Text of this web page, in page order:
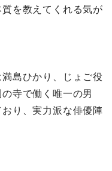
を教えてくれる気が
島ひかり、じょご役
寺で働く唯一の男
り、実力派な俳優陣